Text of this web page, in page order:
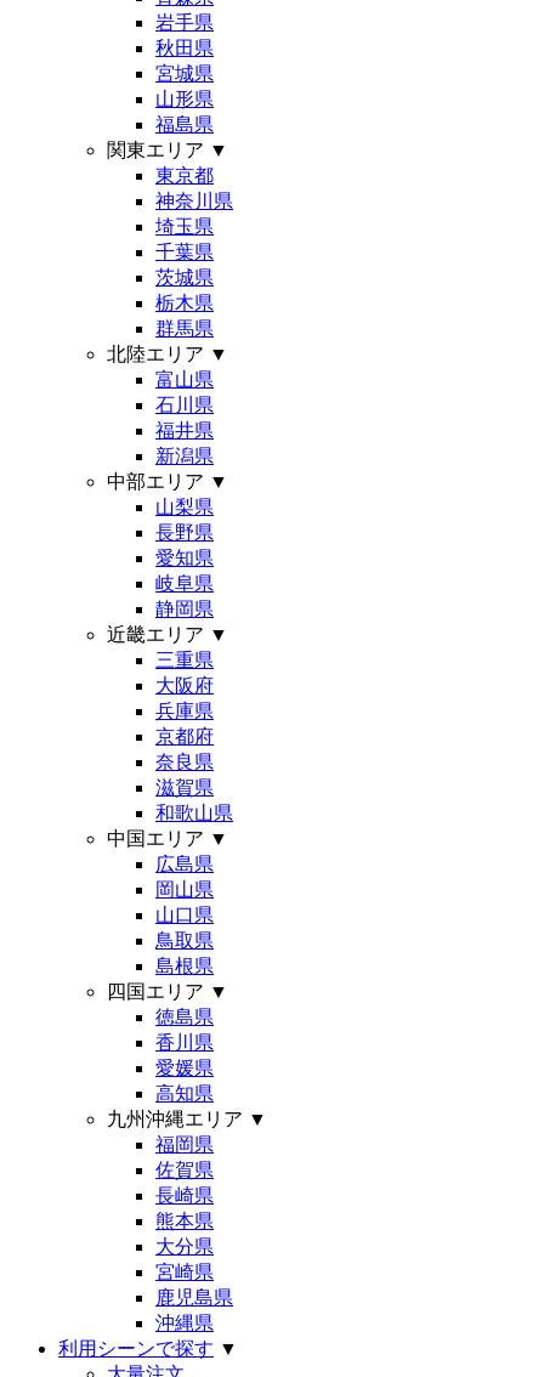
岩手県
秋田県
宮城県
山形県
福島県
関東エリア ▼
東京都
神奈川県
埼玉県
千葉県
茨城県
栃木県
群馬県
北陸エリア ▼
富山県
石川県
福井県
新潟県
中部エリア ▼
山梨県
長野県
愛知県
岐阜県
静岡県
近畿エリア ▼
三重県
大阪府
兵庫県
京都府
奈良県
滋賀県
和歌山県
中国エリア ▼
広島県
岡山県
山口県
鳥取県
島根県
四国エリア ▼
徳島県
香川県
愛媛県
高知県
九州沖縄エリア ▼
福岡県
佐賀県
長崎県
熊本県
大分県
宮崎県
鹿児島県
沖縄県
利用シーンで探す ▼